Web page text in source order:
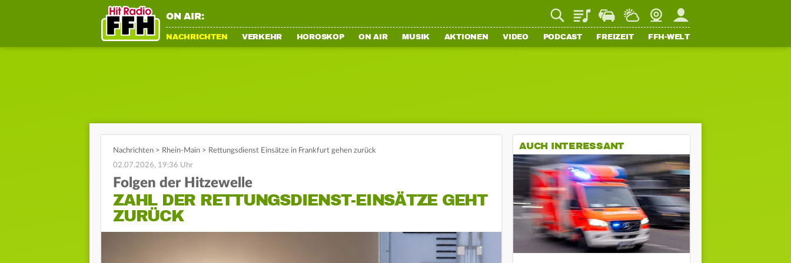
ON AIR: PlaylistStaupilotWetterWebcamMein FFH
NACHRICHTEN VERKEHR HOROSKOP ON AIR MUSIK AKTIONEN VIDEO PODCAST FREIZEIT FFH-WELT
Nachrichten > Rhein-Main > Rettungsdienst Einsätze in Frankfurt gehen zurück
02.07.2026, 19:36 Uhr
Folgen der Hitzewelle
ZAHL DER RETTUNGSDIENST-EINSÄTZE GEHT
ZURÜCK
AUCH INTERESSANT